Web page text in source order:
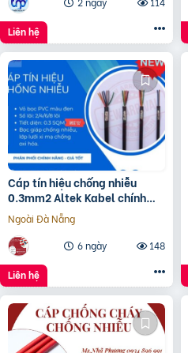
Liên hệ
Cáp tín hiệu chống nhiễu
0.3mm2 Altek Kabel chính
hãng
Ngoài Đà Nẵng
6 ngày
148
Liên hệ